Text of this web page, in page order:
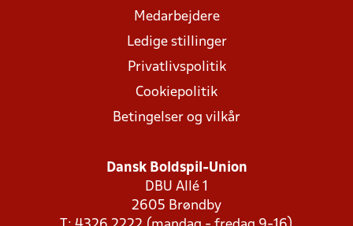
Medarbejdere
Ledige stillinger
Privatlivspolitik
Cookiepolitik
Betingelser og vilkår
Dansk Boldspil-Union
DBU Allé 1
2605 Brøndby